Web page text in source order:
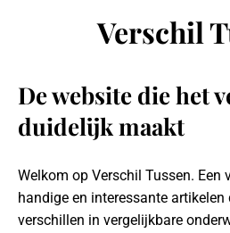
Verschil
De website die het
duidelijk maakt
Welkom op Verschil Tussen. Een
handige en interessante
verschillen in vergelijkbare